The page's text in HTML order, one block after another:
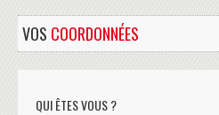
VOS COORDONNÉES
QUI ÊTES VOUS ?